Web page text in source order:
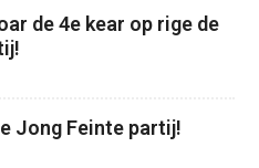
de 4e kear op rige de
Jong Feinte partij!